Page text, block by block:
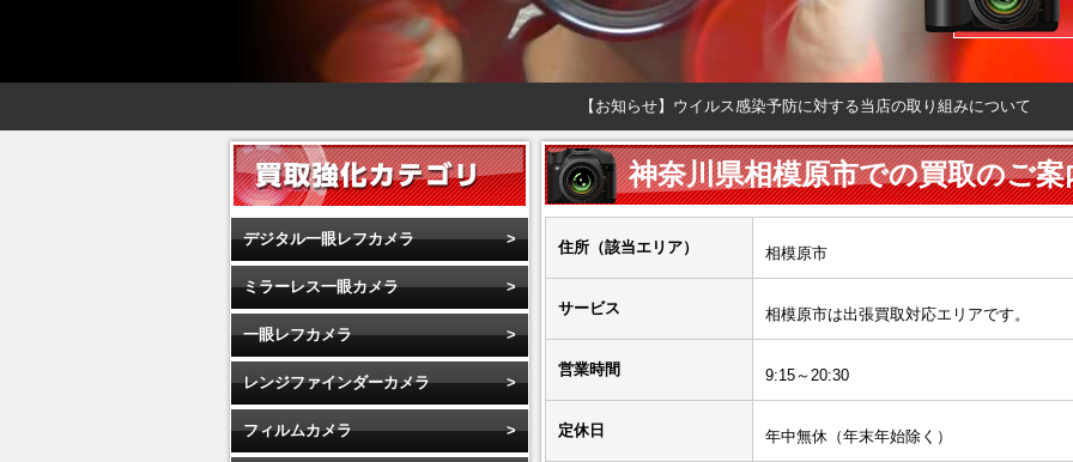
【お知らせ】ウイルス感染予防に対する当店の取り組みについて
神奈川県相模原市での買取のご案
住所（該当エリア） 相模原市
サービス 相模原市は出張買取対応エリアです。
営業時間 9:15～20:30
定休日 年中無休（年末年始除く）
デジタル一眼レフカメラ
ミラーレス一眼カメラ
一眼レフカメラ
レンジファインダーカメラ
フィルムカメラ